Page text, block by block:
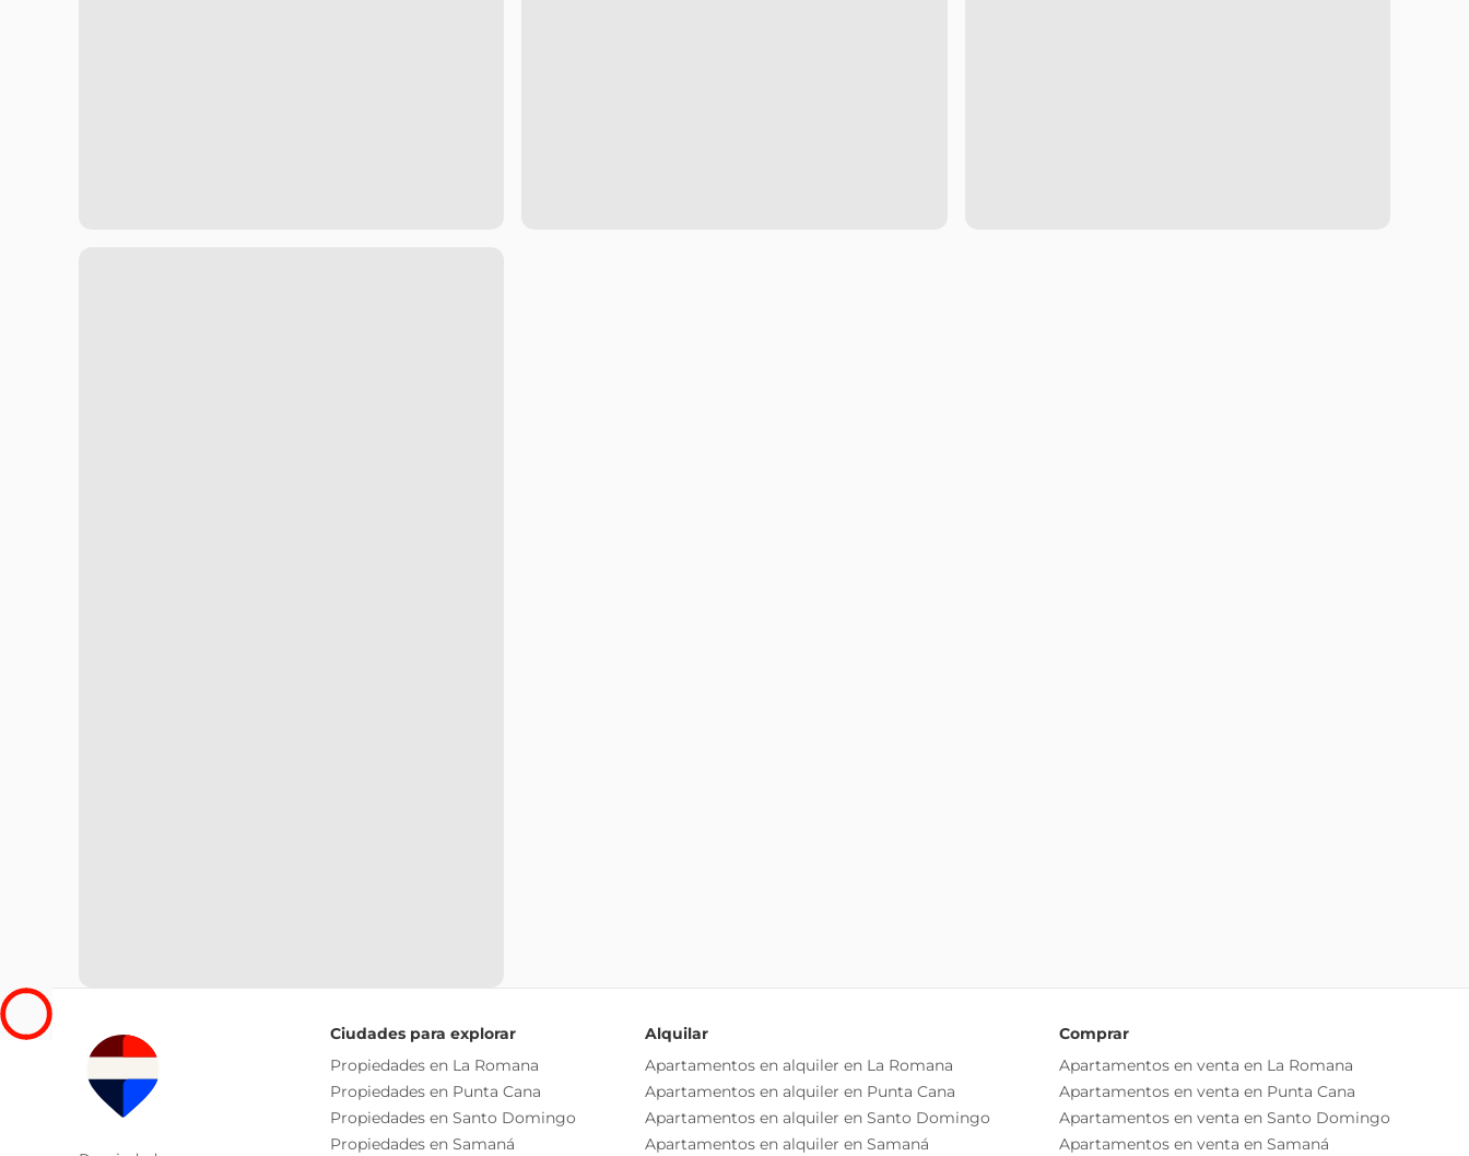
Ciudades para explorar
Propiedades en La Romana
Propiedades en Punta Cana
Propiedades en Santo Domingo
Propiedades en Samaná
Alquilar
Apartamentos en alquiler en La Romana
Apartamentos en alquiler en Punta Cana
Apartamentos en alquiler en Santo Domingo
Apartamentos en alquiler en Samaná
Comprar
Apartamentos en venta en La Romana
Apartamentos en venta en Punta Cana
Apartamentos en venta en Santo Domingo
Apartamentos en venta en Samaná